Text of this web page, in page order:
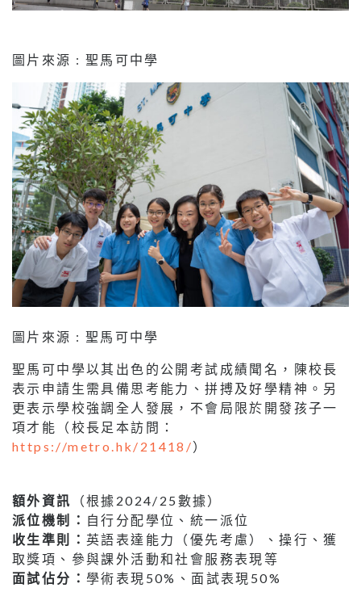
圖片來源 : 聖馬可中學
圖片來源 : 聖馬可中學
聖馬可中學以其出色的公開考試成績聞名，陳校長
表示申請生需具備思考能力、拼搏及好學精神。另
更表示學校強調全人發展，不會局限於開發孩子一
項才能（校長足本訪問：
https://metro.hk/21418/）
額外資訊
（根據2024/25數據）
派位機制： 自行分配學位、統一派位
收生準則： 英語表達能力（優先考慮）、操行、獲
取獎項、參與課外活動和社會服務表現等
面試佔分： 學術表現50%、面試表現50%